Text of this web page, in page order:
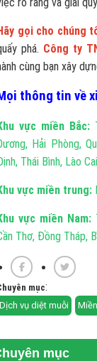
mục
gọi cho chúng
phá. Công ty
cùng bạn xây
thông tin về
vực miền Bắc:
Hải Phòng,
Thái Bình, Lào
vực miền trung:
vực miền Nam:
Thơ, Đồng Tháp,
mục:
Dịch vụ diệt muỗi